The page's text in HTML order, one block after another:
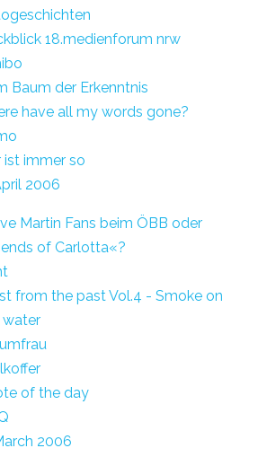
18.medienforum nrw
Baum der Erkenntnis
have all my words gone?
ist immer so
2006
Martin Fans beim ÖBB oder
of Carlotta«?
from the past Vol.4 - Smoke on
of the day
2006